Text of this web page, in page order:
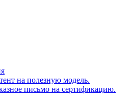
на полезную модель.
письмо на сертификацию.